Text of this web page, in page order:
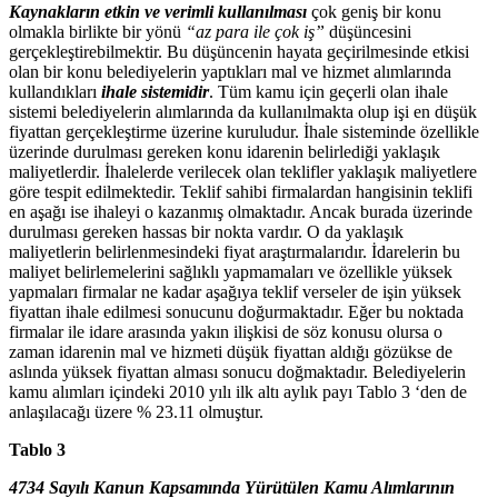
Kaynakların etkin ve verimli kullanılması çok geniş bir konu
olmakla birlikte bir yönü “az para ile çok iş” düşüncesini
gerçekleştirebilmektir. Bu düşüncenin hayata geçirilmesinde etkisi
olan bir konu belediyelerin yaptıkları mal ve hizmet alımlarında
kullandıkları ihale sistemidir. Tüm kamu için geçerli olan ihale
sistemi belediyelerin alımlarında da kullanılmakta olup işi en düşük
fiyattan gerçekleştirme üzerine kuruludur. İhale sisteminde özellikle
üzerinde durulması gereken konu idarenin belirlediği yaklaşık
maliyetlerdir. İhalelerde verilecek olan teklifler yaklaşık maliyetlere
göre tespit edilmektedir. Teklif sahibi firmalardan hangisinin teklifi
en aşağı ise ihaleyi o kazanmış olmaktadır. Ancak burada üzerinde
durulması gereken hassas bir nokta vardır. O da yaklaşık
maliyetlerin belirlenmesindeki fiyat araştırmalarıdır. İdarelerin bu
maliyet belirlemelerini sağlıklı yapmamaları ve özellikle yüksek
yapmaları firmalar ne kadar aşağıya teklif verseler de işin yüksek
fiyattan ihale edilmesi sonucunu doğurmaktadır. Eğer bu noktada
firmalar ile idare arasında yakın ilişkisi de söz konusu olursa o
zaman idarenin mal ve hizmeti düşük fiyattan aldığı gözükse de
aslında yüksek fiyattan alması sonucu doğmaktadır. Belediyelerin
kamu alımları içindeki 2010 yılı ilk altı aylık payı Tablo 3 ‘den de
anlaşılacağı üzere % 23.11 olmuştur.
Tablo 3
4734 Sayılı Kanun Kapsamında Yürütülen Kamu Alımlarının